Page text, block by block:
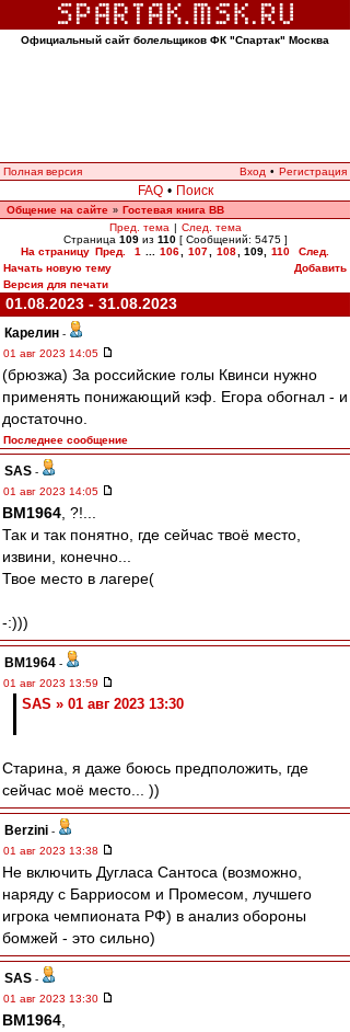
Официальный сайт болельщиков ФК "Спартак" Москва
Полная версия Вход • Регистрация
FAQ • Поиск
Общение на сайте » Гостевая книга ВВ
Пред. тема | След. тема
Страница 109из 110[ Сообщений: 5475 ]
На страницу Пред. 1 106 107 108 109 110
След.
Начать новую тему
Добавить
Версия для печати
01.08.2023 - 31.08.2023
Карелин -
01 авг 2023 14:05
(брюзжа) За российские голы Квинси нужно
применять понижающий кэф. Егора обогнал - и
достаточно.
Последнее сообщение
SAS -
01 авг 2023 14:05
BM1964 , ?!...
Так и так понятно, где сейчас твоё место,
извини, конечно...
Твое место в лагере(
-:)))
BM1964 -
01 авг 2023 13:59
SAS » 01 авг 2023 13:30
Старина, я даже боюсь предположить, где
сейчас моё место... ))
Berzini -
01 авг 2023 13:38
Не включить Дугласа Сантоса (возможно,
наряду с Барриосом и Промесом, лучшего
игрока чемпионата РФ) в анализ обороны
бомжей - это сильно)
SAS -
01 авг 2023 13:30
BM1964